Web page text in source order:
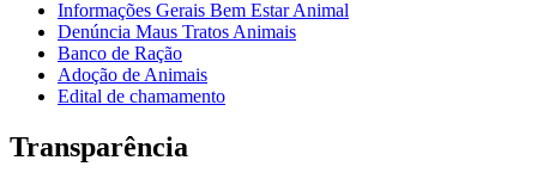
Informações Gerais Bem Estar Animal
Denúncia Maus Tratos Animais
Banco de Ração
Adoção de Animais
Edital de chamamento
Transparência